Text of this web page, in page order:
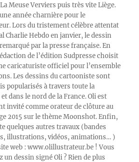
Meuse Verviers puis très vite Liège.
année charnière pour le
Lors du tristement célèbre attentat
Charlie Hebdo en janvier, le dessin
par la presse française. En
de l’édition Sudpresse choisit
caricaturiste officiel pour l’ensemble
Les dessins du cartooniste sont
popularisés à travers toute la
dans le nord de la France. Oli est
invité comme orateur de clôture au
2015 sur le thème Moonshot. Enfin,
quelques autres travaux (bandes
illustrations, vidéos, animations… )
web : www.olillustrateur.be ! Vous
un dessin signé Oli ? Rien de plus